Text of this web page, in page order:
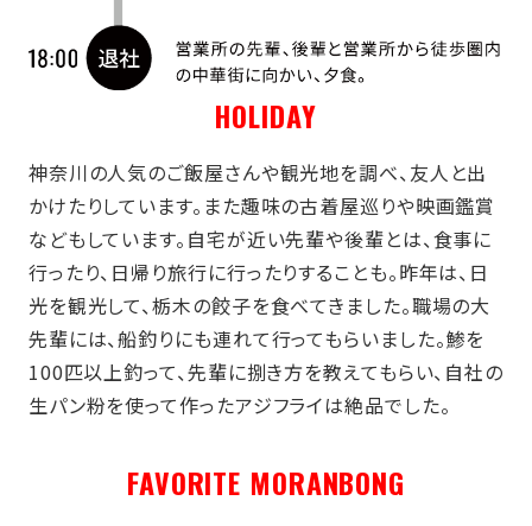
HOLIDAY
神奈川の人気のご飯屋さんや観光地を調べ、友人と出
かけたりしています。また趣味の古着屋巡りや映画鑑賞
などもしています。自宅が近い先輩や後輩とは、食事に
行ったり、日帰り旅行に行ったりすることも。昨年は、日
光を観光して、栃木の餃子を食べてきました。職場の大
先輩には、船釣りにも連れて行ってもらいました。鯵を
100匹以上釣って、先輩に捌き方を教えてもらい、自社の
生パン粉を使って作ったアジフライは絶品でした。
FAVORITE MORANBONG